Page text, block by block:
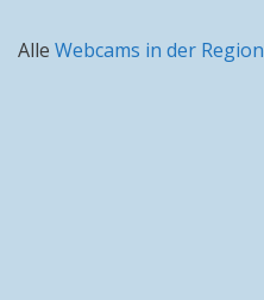
Alle Webcams in der Region